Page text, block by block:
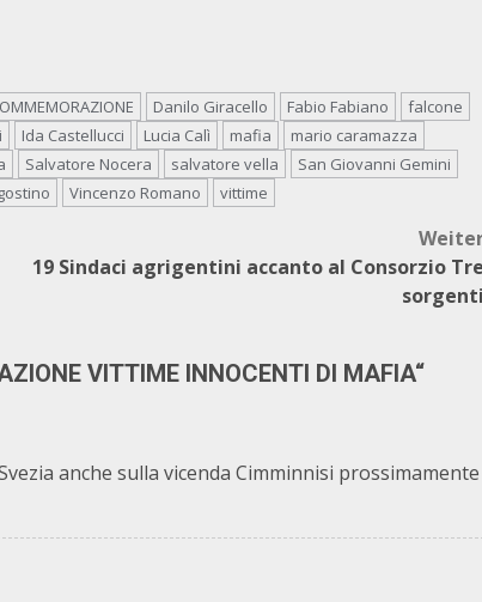
Danilo Giracello Fabio Fabiano
falcone
Ida Castellucci Lucia Calì mafia
mario caramazza
Salvatore Nocera salvatore vella
San Giovanni Gemini
Vincenzo Romano vittime
19 Sindaci agrigentini accanto al Consorzio Tre
sorgenti
VITTIME INNOCENTI DI MAFIA“
anche sulla vicenda Cimminnisi prossimamente